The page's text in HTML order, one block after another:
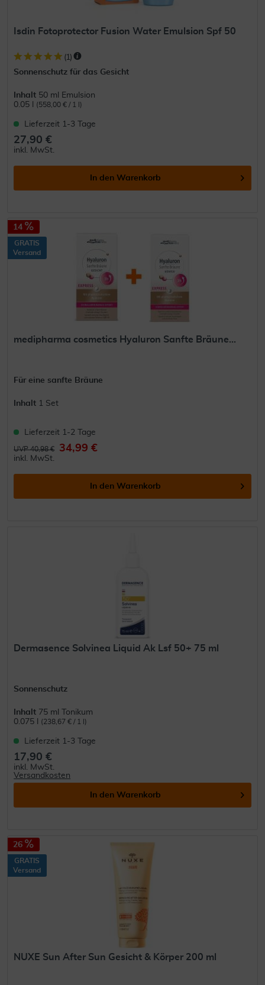
Isdin Fotoprotector Fusion Water Emulsion Spf 50
(1 )
Sonnenschutz für das Gesicht
Inhalt 50 ml Emulsion
0.05 l
(558,00 € / 1 l)
Lieferzeit 1-3 Tage
27,90 €
inkl. MwSt.
In den Warenkorb
14
GRATIS
Versand
medipharma cosmetics Hyaluron Sanfte Bräune...
Für eine sanfte Bräune
Inhalt 1 Set
Lieferzeit 1-2 Tage
UVP 40,98 € 34,99 €
inkl. MwSt.
In den Warenkorb
Dermasence Solvinea Liquid Ak Lsf 50+ 75 ml
Sonnenschutz
Inhalt 75 ml Tonikum
0.075 l
(238,67 € / 1 l)
Lieferzeit 1-3 Tage
17,90 €
inkl. MwSt.
Versandkosten
In den Warenkorb
26
GRATIS
Versand
NUXE Sun After Sun Gesicht & Körper 200 ml